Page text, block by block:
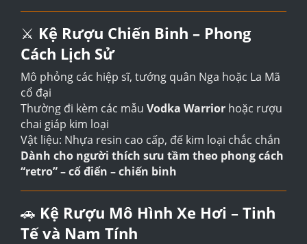
⚔️ Kệ Rượu Chiến Binh – Phong
Cách Lịch Sử
Mô phỏng các hiệp sĩ, tướng quân Nga hoặc La Mã
cổ đại
Thường đi kèm các mẫu Vodka Warrior hoặc rượu
chai giáp kim loại
Vật liệu: Nhựa resin cao cấp, đế kim loại chắc chắn
Dành cho người thích sưu tầm theo phong cách
“retro” – cổ điển – chiến binh
🚗 Kệ Rượu Mô Hình Xe Hơi – Tinh
Tế và Nam Tính